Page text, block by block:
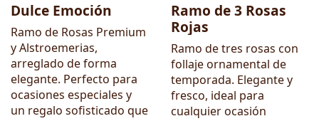
Dulce Emoción
Ramo de Rosas Premium
y Alstroemerias,
arreglado de forma
elegante. Perfecto para
ocasiones especiales y
un regalo sofisticado que
Ramo de 3 Rosas
Rojas
Ramo de tres rosas con
follaje ornamental de
temporada. Elegante y
fresco, ideal para
cualquier ocasión